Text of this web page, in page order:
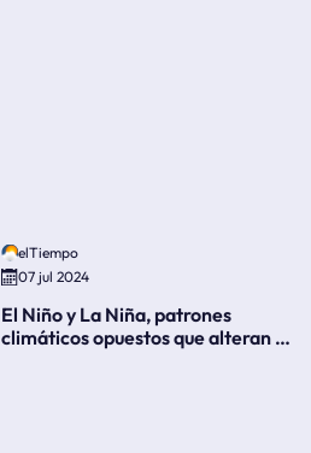
elTiempo
07 jul 2024
El Niño y La Niña, patrones
climáticos opuestos que alteran la